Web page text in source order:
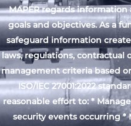
MAPER regards
goals and objectives. As a
safeguard information
laws, regulations,
management criteria based
ISO/IEC 27001:2022
reasonable effort to: *
security events occurring